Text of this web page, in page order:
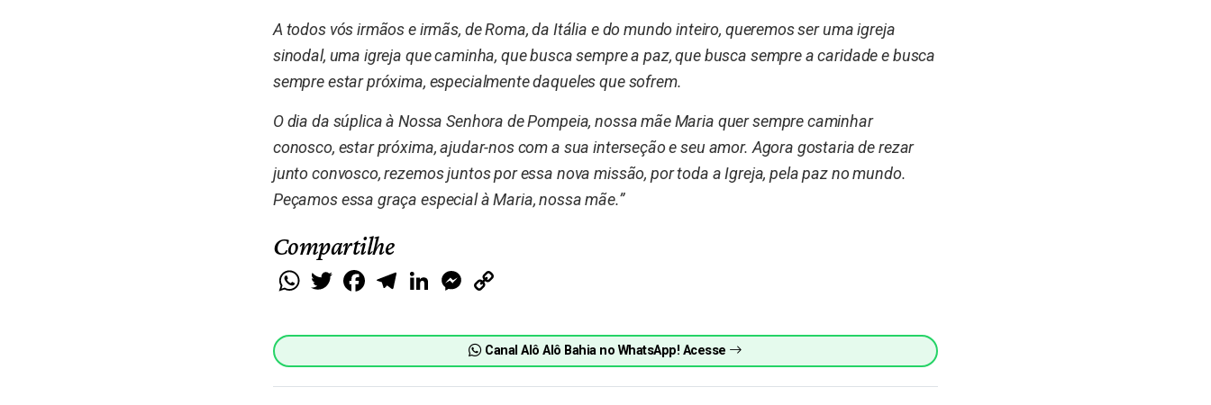
A todos vós irmãos e irmãs, de Roma, da Itália e do mundo inteiro, queremos ser uma igreja
sinodal, uma igreja que caminha, que busca sempre a paz, que busca sempre a caridade e busca
sempre estar próxima, especialmente daqueles que sofrem.
O dia da súplica à Nossa Senhora de Pompeia, nossa mãe Maria quer sempre caminhar
conosco, estar próxima, ajudar-nos com a sua interseção e seu amor. Agora gostaria de rezar
junto convosco, rezemos juntos por essa nova missão, por toda a Igreja, pela paz no mundo.
Peçamos essa graça especial à Maria, nossa mãe.”
Compartilhe
WhatsApp
Twitter FacebookTelegramLinkedIn Messenger
Canal Alô Alô Bahia no WhatsApp! Acesse